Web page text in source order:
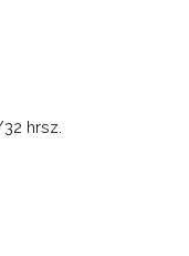
hrsz.